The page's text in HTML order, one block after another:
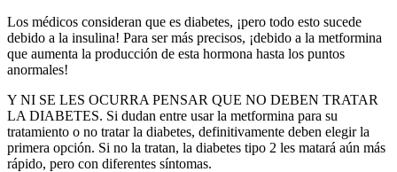
Los médicos consideran que es diabetes, ¡pero todo esto sucede
debido a la insulina! Para ser más precisos, ¡debido a la metformina
que aumenta la producción de esta hormona hasta los puntos
anormales!
Y NI SE LES OCURRA PENSAR QUE NO DEBEN TRATAR
LA DIABETES. Si dudan entre usar la metformina para su
tratamiento o no tratar la diabetes, definitivamente deben elegir la
primera opción. Si no la tratan, la diabetes tipo 2 les matará aún más
rápido, pero con diferentes síntomas.